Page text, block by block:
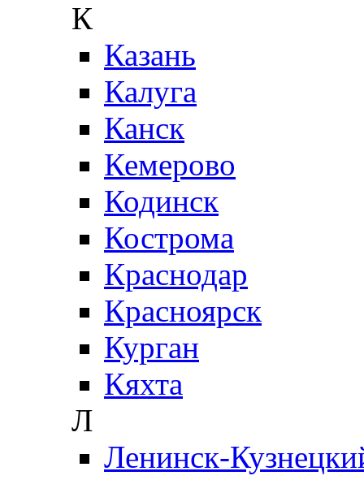
К
Казань
Калуга
Канск
Кемерово
Кодинск
Кострома
Краснодар
Красноярск
Курган
Кяхта
Л
Ленинск-